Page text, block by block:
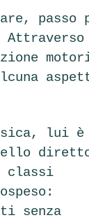
passo
lui è
classi
senza